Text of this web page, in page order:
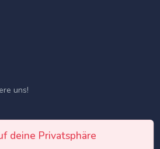
uns!
deine Privatsphäre